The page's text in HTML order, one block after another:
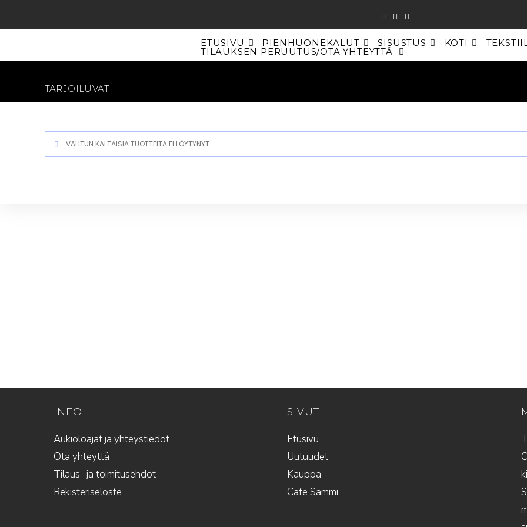
ETUSIVU PIENHUONEKALUT SISUSTUS KOTI
TILAUKSEN PERUUTUS/OTA YHTEYTTÄ TOGGLE
WEBSITE
TARJOILUVATI
VALITUN KALTAISIA TUOTTEITA EI LÖYTYNYT.
INFO
Aukioloajat ja yhteystiedot
Ota yhteyttä
Tilaus- ja toimitusehdot
Rekisteriseloste
SIVUT
Etusivu
Uutuudet
Kauppa
Cafe Sammi